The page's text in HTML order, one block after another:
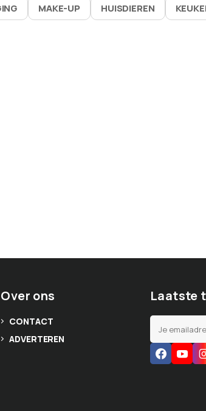
MAKE-UP HUISDIEREN
Over ons
CONTACT
ADVERTEREN
Laatste